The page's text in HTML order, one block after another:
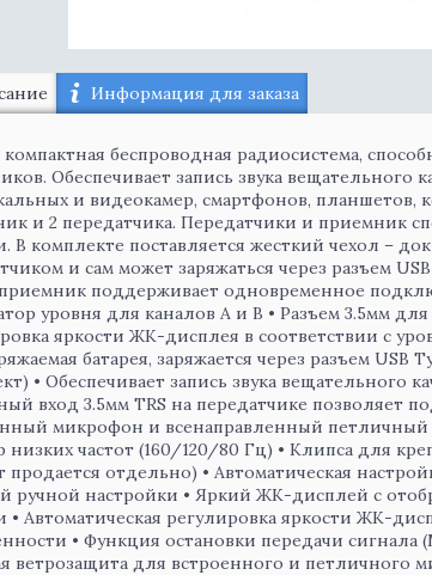
Информация для заказа
компактная беспроводная радиосистема,
Обеспечивает запись звука вещательного
и видеокамер, смартфонов, планшетов,
и 2 передатчика. Передатчики и приемник
В комплекте поставляется жесткий чехол –
и сам может заряжаться через разъем
поддерживает одновременное
уровня для каналов А и В • Разъем 3.5мм
яркости ЖК-дисплея в соответствии с
батарея, заряжается через разъем
• Обеспечивает запись звука
вход 3.5мм TRS на передатчике позволяет
микрофон и всенаправленный
низких частот (160/120/80 Гц) • Клипса для
продается отдельно) • Автоматическая
ручной настройки • Яркий ЖК-дисплей с
• Автоматическая регулировка яркости ЖК-
• Функция остановки передачи сигнала
ветрозащита для встроенного и петличного